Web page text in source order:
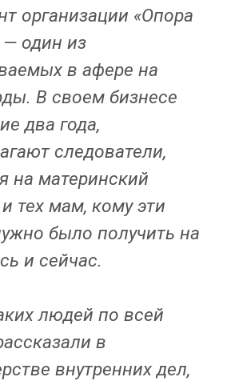
организации «Опора
один из
в афере на
В своем бизнесе
два года,
следователи,
на материнский
тех мам, кому эти
было получить на
и сейчас.
людей по всей
в
внутренних дел,